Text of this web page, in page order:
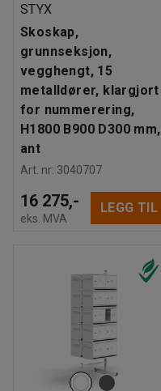
STYX
Skoskap,
grunnseksjon,
vegghengt, 15
metalldører, klargjort
for nummerering,
H1800 B900 D300 mm,
ant
Art. nr: 3040707
16 275,-
eks. MVA
LEGG TIL